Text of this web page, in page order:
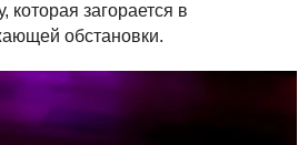
которая загорается в
обстановки.